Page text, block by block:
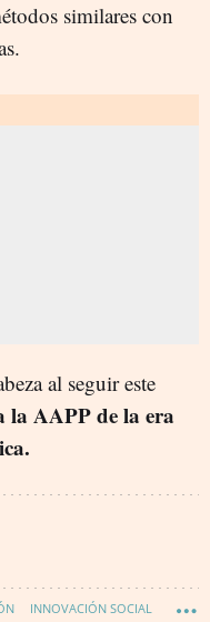
similares con
al seguir este
la AAPP de la era
INNOVACIÓN SOCIAL